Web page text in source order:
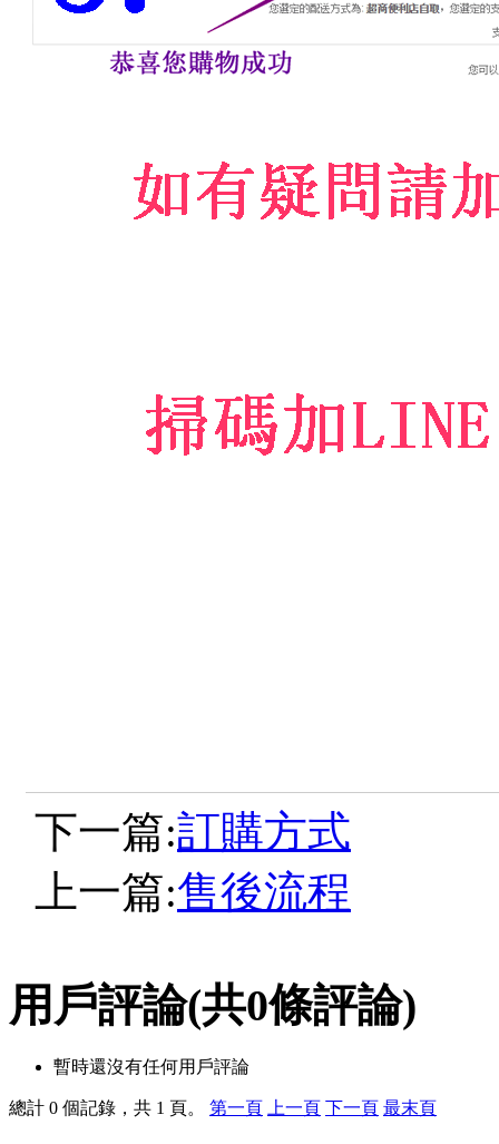
下一篇:訂購方式
上一篇:售後流程
用戶評論(共0條評論)
暫時還沒有任何用戶評論
總計 0 個記錄，共 1 頁。 第一頁 上一頁 下一頁 最末頁